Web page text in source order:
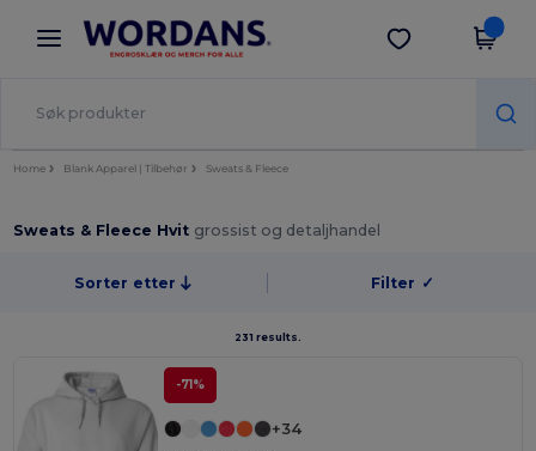
× Wordans-app
Bedre priser i appen!
Last ned app
Home Blank Apparel | Tilbehør Sweats & Fleece
Sweats & Fleece Hvit grossist og detaljhandel
Sorter etter Filter ✓
231 results.
-71%
+34